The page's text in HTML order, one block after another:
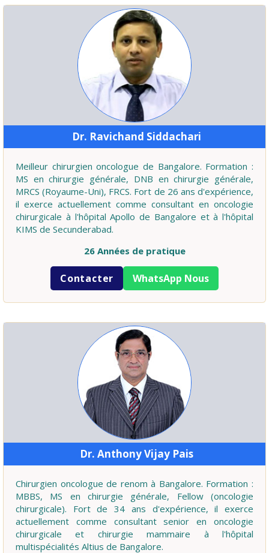
Dr. Ravichand Siddachari
Meilleur chirurgien oncologue de Bangalore. Formation :
MS en chirurgie générale, DNB en chirurgie générale,
MRCS (Royaume-Uni), FRCS. Fort de 26 ans d'expérience,
il exerce actuellement comme consultant en oncologie
chirurgicale à l'hôpital Apollo de Bangalore et à l'hôpital
KIMS de Secunderabad.
26 Années de pratique
Contacter WhatsApp Nous
Dr. Anthony Vijay Pais
Chirurgien oncologue de renom à Bangalore. Formation :
MBBS, MS en chirurgie générale, Fellow (oncologie
chirurgicale). Fort de 34 ans d'expérience, il exerce
actuellement comme consultant senior en oncologie
chirurgicale et chirurgie mammaire à l'hôpital
multispécialités Altius de Bangalore.